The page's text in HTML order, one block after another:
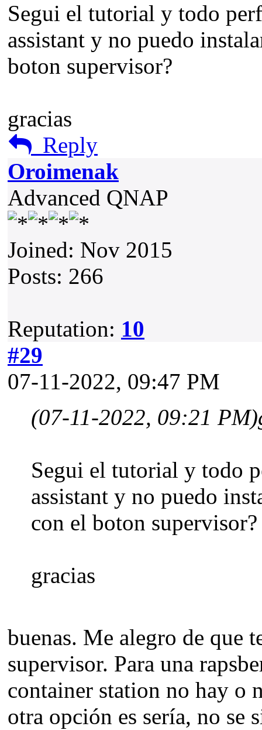
Segui el tutorial y todo
assistant y no puedo
boton supervisor?
gracias
Reply
Oroimenak
Advanced QNAP
Joined: Nov 2015
Posts: 266
Reputation: 10
#29
07-11-2022, 09:47 PM
(07-11-2022, 09:21 PM)
Segui el tutorial y todo
assistant y no puedo
con el boton supervisor?
gracias
buenas. Me alegro de que
supervisor. Para una
container station no hay o
otra opción es sería, no se